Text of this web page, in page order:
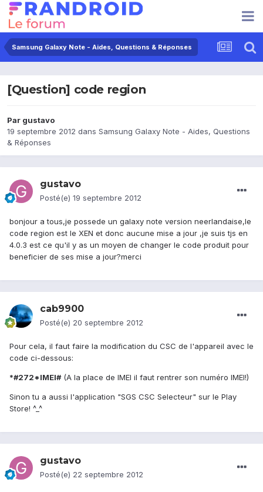
Samsung Galaxy Note - Aides, Questions & Réponses
[Question] code region
Par gustavo
19 septembre 2012 dans Samsung Galaxy Note - Aides, Questions
& Réponses
gustavo
Posté(e) 19 septembre 2012
bonjour a tous,je possede un galaxy note version neerlandaise,le
code region est le XEN et donc aucune mise a jour ,je suis tjs en
4.0.3 est ce qu'il y as un moyen de changer le code produit pour
beneficier de ses mise a jour?merci
cab9900
Posté(e) 20 septembre 2012
Pour cela, il faut faire la modification du CSC de l'appareil avec le
code ci-dessous:
*#272*IMEI#(A la place de IMEI il faut rentrer son numéro IMEI!)
Sinon tu a aussi l'application "SGS CSC Selecteur" sur le Play
Store! ^_^
gustavo
Posté(e) 22 septembre 2012